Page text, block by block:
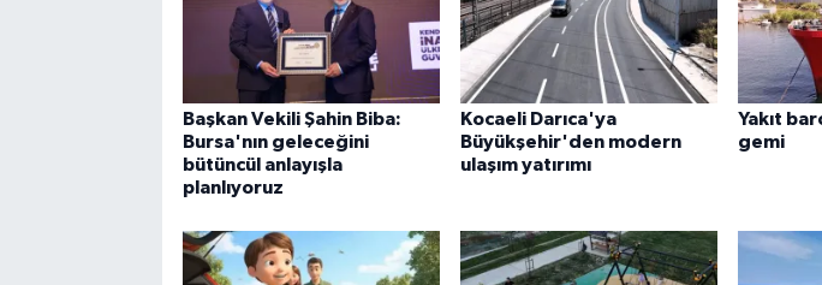
Başkan Vekili Şahin Biba:
Bursa'nın geleceğini
bütüncül anlayışla
planlıyoruz
Kocaeli Darıca'ya
Büyükşehir'den modern
ulaşım yatırımı
Yakıt
gemi